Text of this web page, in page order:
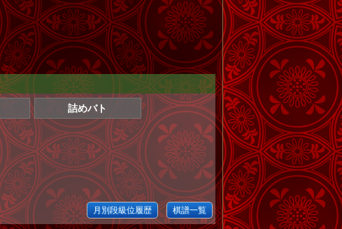
詰めバト
月別段級位履歴 棋譜一覧